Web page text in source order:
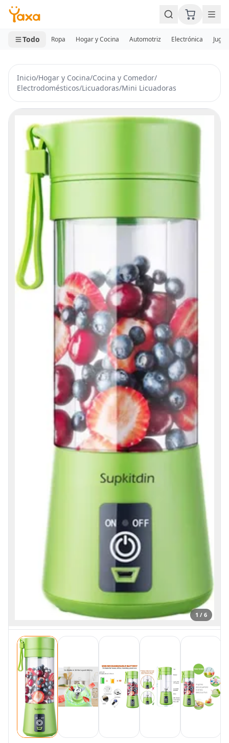
MINI CARRITO
0 productos
Todo Ropa Hogar y Cocina Automotriz Electrónica
Inicio/Hogar y Cocina/Cocina y Comedor/
Electrodomésticos/Licuadoras/Mini Licuadoras
1 / 6